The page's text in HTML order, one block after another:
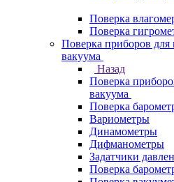
Поверка
Поверка
Поверка приборов для
вакуума
Назад
Поверка
вакуума
Поверка
Вариометры
Динамометры
Дифманометры
Задатчики
Поверка